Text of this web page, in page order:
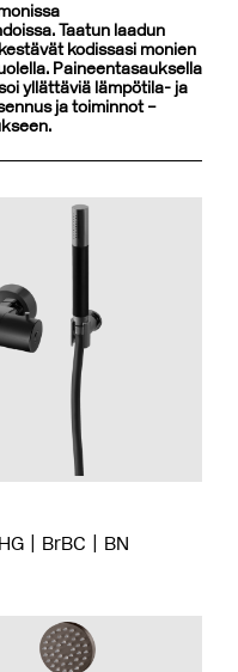
Taatun laadun
kodissasi monien
Paineentasauksella
yllättäviä lämpötila- ja
ja toiminnot –
HG BrBC BN